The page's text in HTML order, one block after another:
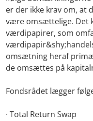
er der ikke krav om, at
være omsættelige. Det
værdipapirer, som
omsætning heraf
de omsættes på
Fondsrådet lægger
· Total Return Swap